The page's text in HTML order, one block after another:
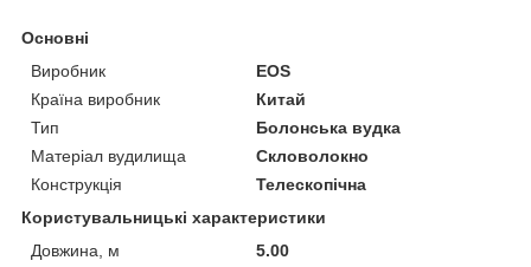
Основні
Виробник
EOS
Країна виробник
Китай
Тип
Болонська вудка
Матеріал вудилища
Скловолокно
Конструкція
Телескопічна
Користувальницькі характеристики
Довжина, м
5.00